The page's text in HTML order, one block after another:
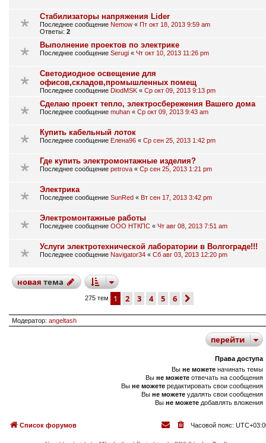
Стабилизаторы напряжения Lider
Последнее сообщение Nemow « Пт окт 18, 2013 9:59 am
Ответы: 2
Выполнение проектов по электрике
Последнее сообщение Serugi « Чт окт 10, 2013 11:26 pm
Светодиодное освещение для
офисов,складов,промышленных помещ
Последнее сообщение DiodMSK « Ср окт 09, 2013 9:13 pm
Сделаю проект тепло, электросбережения Вашего дома
Последнее сообщение muhan « Ср окт 09, 2013 9:43 am
Купить кабельный лоток
Последнее сообщение Елена96 « Ср сен 25, 2013 1:42 pm
Где купить электромонтажные изделия?
Последнее сообщение petrova « Ср сен 25, 2013 1:21 pm
Электрика
Последнее сообщение SunRed « Вт сен 17, 2013 3:42 pm
Электромонтажные работы
Последнее сообщение ООО НТКПС « Чт авг 08, 2013 7:51 am
Услуги электротехнической лаборатории в Волгограде!!!
Последнее сообщение Navigator34 « Сб авг 03, 2013 12:20 pm
новаятема
275 тем 1 2 3 4 5 6
Модератор: angeltash
перейти
Права доступа
Вы не можете начинать темы
Вы не можете отвечать на сообщения
Вы не можете редактировать свои сообщения
Вы не можете удалять свои сообщения
Вы не можете добавлять вложения
Список форумов Часовой пояс: